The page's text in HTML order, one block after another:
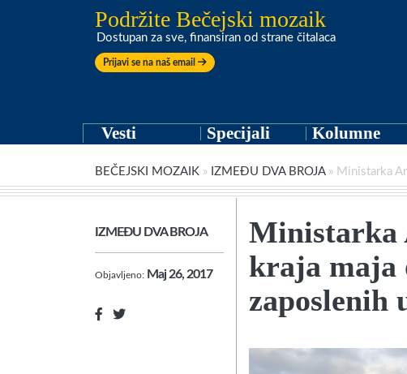
Podržite Bečejski mozaik
Dostupan za sve, finansiran od strane čitalaca
Prijavi se na naš email
Vesti Specijali Kolumne
BEČEJSKI MOZAIK » IZMEĐU DVA BROJA» Ministarka
IZMEĐU DVA BROJA
Objavljeno: Maj 26, 2017
Ministarka
kraja maja
zaposlenih